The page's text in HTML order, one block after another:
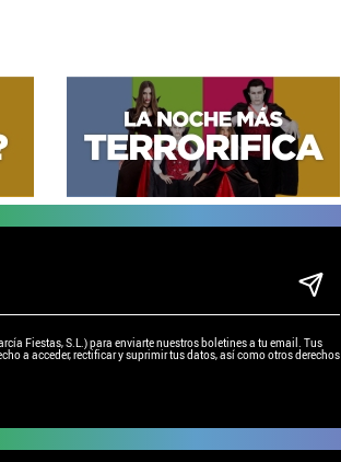
Fiestas, S.L.) para enviarte nuestros boletines a tu email. Tus
a acceder, rectificar y suprimir tus datos, así como otros derechos